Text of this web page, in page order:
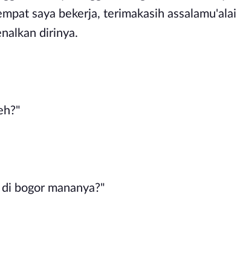
saya bekerja, terimakasih
dirinya.
bogor mananya?"